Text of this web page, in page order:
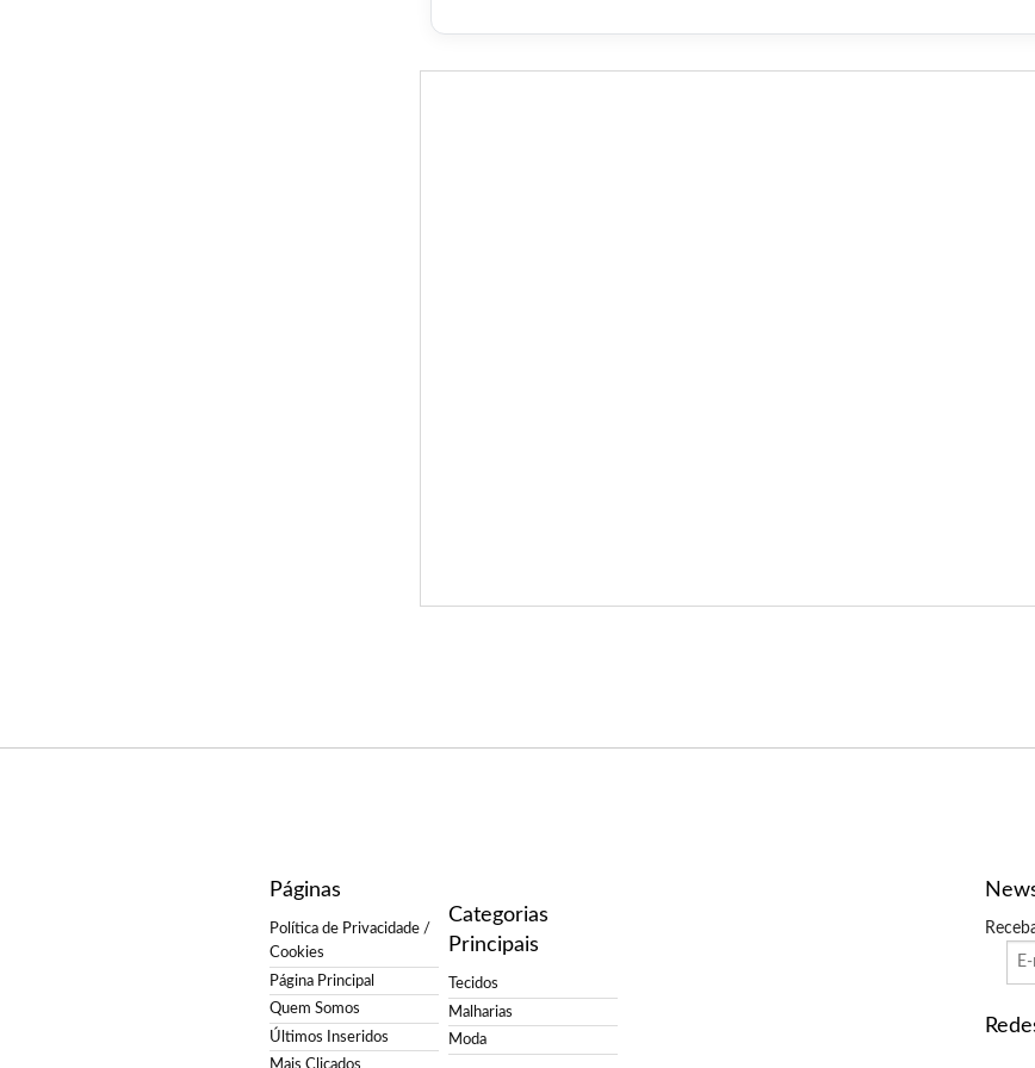
Páginas
Política de Privacidade /
Cookies
Página Principal
Quem Somos
Últimos Inseridos
Mais Clicados
Categorias
Principais
Tecidos
Malharias
Moda